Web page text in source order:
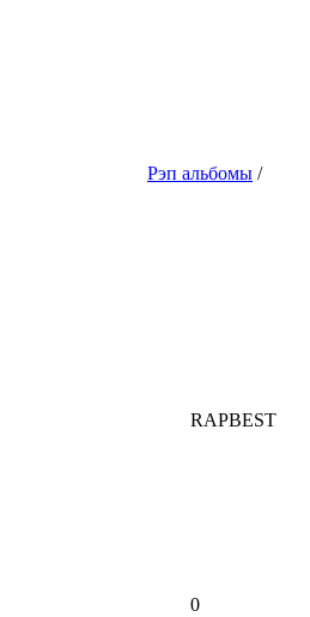
Рэп альбомы /
RAPBEST
0